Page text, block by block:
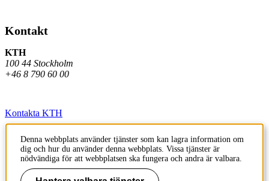
Kontakt
KTH
100 44 Stockholm
+46 8 790 60 00
Kontakta KTH
Jobba på KTH
Press och media
Denna webbplats använder tjänster som kan lagra information om
dig och hur du använder denna webbplats. Vissa tjänster är
nödvändiga för att webbplatsen ska fungera och andra är valbara.